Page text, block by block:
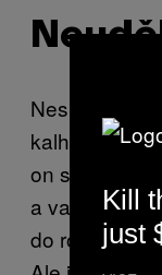
Nesnáším,
kalhot. Je to
on se udělá a
a vaše
do rozpaků a
Kill
just